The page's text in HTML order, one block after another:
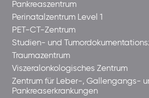
Pankreaszentrum
Perinatalzentrum Level 1
PET-CT-Zentrum
Studien- und
Traumazentrum
Viszeralonkologisches Zentrum
Zentrum für Leber-, Gallengangs-
Pankreaserkrankungen